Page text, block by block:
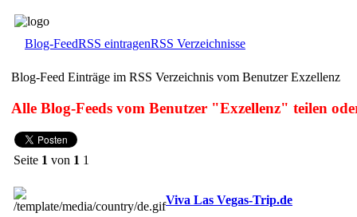
Blog-FeedRSS eintragenRSS Verzeichnisse
Blog-Feed Einträge im RSS Verzeichnis vom Benutzer Exzellenz
Alle Blog-Feeds vom Benutzer "Exzellenz" teilen
Seite 1 von 1 1
Viva Las Vegas-Trip.de